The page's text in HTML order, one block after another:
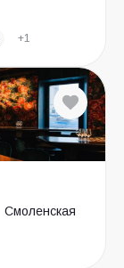
+1
Смоленская